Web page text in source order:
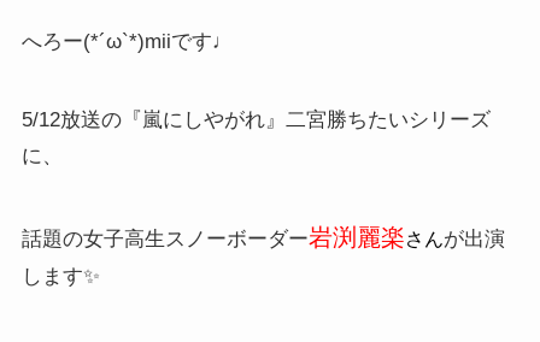
へろー(*´ω`*)miiです♩
5/12放送の『嵐にしやがれ』二宮勝ちたいシリーズ
に、
話題の女子高生スノーボーダー岩渕麗楽さんが出演
します✨